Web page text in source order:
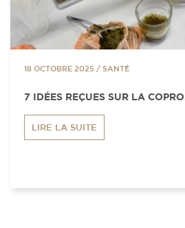
18 OCTOBRE 2025 / SANTÉ
7 IDÉES REÇUES SUR LA
LIRE LA SUITE